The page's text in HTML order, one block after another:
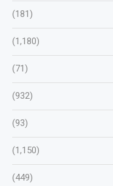
(181)
(1,180)
(71)
(932)
(93)
(1,150)
(449)